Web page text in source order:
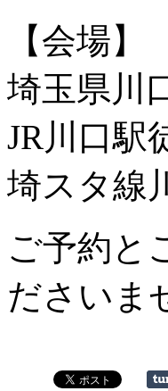
【会場】
埼玉県川
JR川口駅
埼スタ線
ご予約と
ださいま